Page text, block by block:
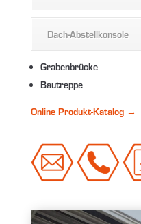
Dach-Abstellkonsole
Grabenbrücke
Bautreppe
Online Produkt-Katalog →